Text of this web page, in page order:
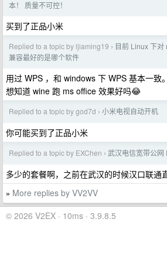
本！ 质量不可控！
买到了正品小米
Replied to a topic by ljiaming19 › 目前 Linux 下对
兼容最好的是哪个软件
用过 WPS ，和 windows 下 WPS 基本一致。
想知道 wine 跑 ms office 效果好吗😂
Replied to a topic by god7d › 小米电视自动开机
你可能买到了正品小米
Replied to a topic by EXChen › 武汉电信宽带公网
多少的套餐啊，之前在武汉的时候汉口联通
» More replies by VV2VV
© 2026 V2EX · 10ms · 3.9.8.5